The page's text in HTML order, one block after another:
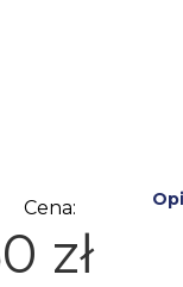
Cena:
zł